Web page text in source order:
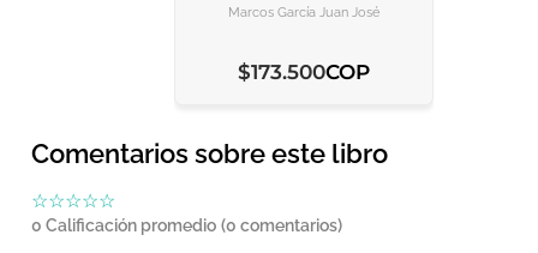
Marcos García Juan José
$173.500COP
Comentarios sobre este libro
☆☆☆☆☆
0 Calificación promedio (0 comentarios)